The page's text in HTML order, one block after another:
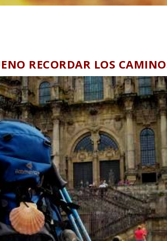
RECORDAR LOS